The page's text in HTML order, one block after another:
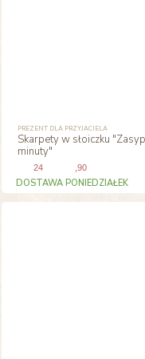
PREZENT DLA PRZYJACIELA
Skarpety w słoiczku
minuty"
24 ,90
DOSTAWA PONIEDZIAŁEK